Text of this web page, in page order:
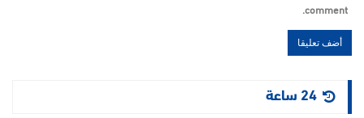
comment.